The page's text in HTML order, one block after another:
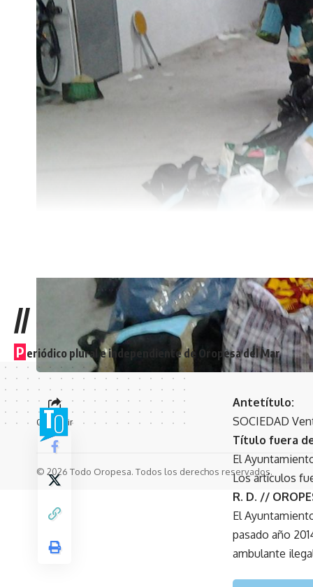
Este año la
Tras el
disfrutado de
no ha querido
Comparte esta noticia
Compartir
Antetítulo:
SOCIEDAD
Título fuera
El
Los artículos
R. D. //
El
pasado año
ambulante
//
P eriódico plural e independiente de Oropesa del Mar
© 2026 Todo Oropesa. Todos los derechos reservados.